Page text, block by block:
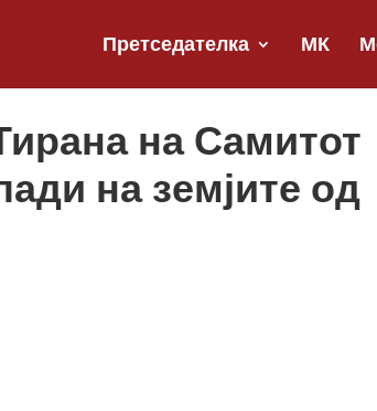
Претседателка МК
на Самитот
на земјите од